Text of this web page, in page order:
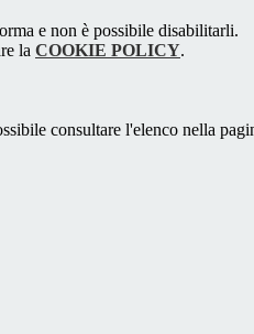
e non è possibile disabilitarli.
la COOKIE POLICY.
consultare l'elenco nella